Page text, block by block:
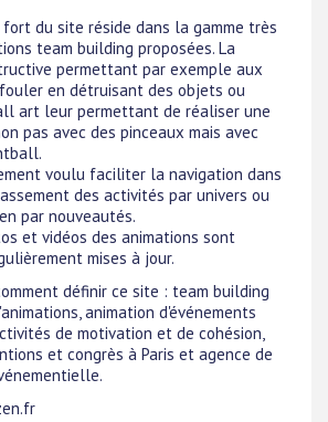
du site réside dans la gamme très
team building proposées. La
permettant par exemple aux
en détruisant des objets ou
art leur permettant de réaliser une
pas avec des pinceaux mais avec
voulu faciliter la navigation dans
des activités par univers ou
par nouveautés.
et vidéos des animations sont
mises à jour.
définir ce site : team building
animation d'événements
de motivation et de cohésion,
et congrès à Paris et agence de